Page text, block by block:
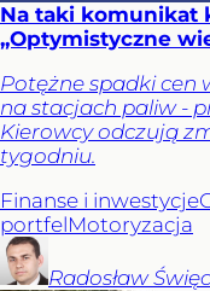
Na taki komunikat
„Optymistyczne
Potężne spadki cen
na stacjach paliw -
Kierowcy odczują
tygodniu.
Finanse i inwestycje
portfelMotoryzacja
Radosław